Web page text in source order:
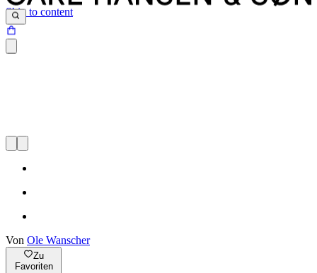
Skip to content
Von Ole Wanscher
Zu
Favoriten